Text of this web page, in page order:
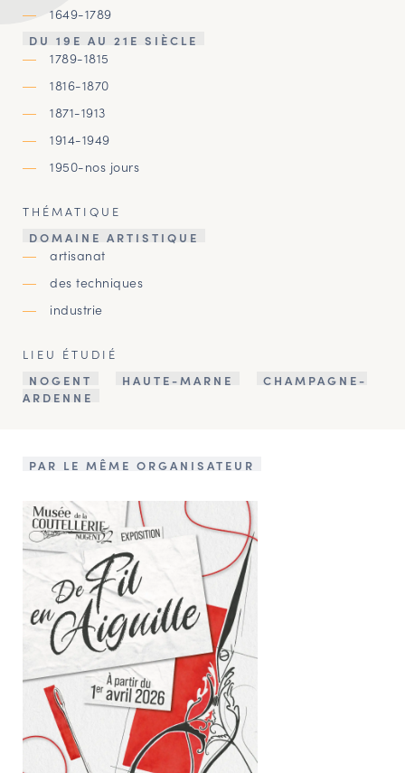
1649-1789
DU 19E AU 21E SIÈCLE
1789-1815
1816-1870
1871-1913
1914-1949
1950-nos jours
THÉMATIQUE
DOMAINE ARTISTIQUE
artisanat
des techniques
industrie
LIEU ÉTUDIÉ
NOGENT
HAUTE-MARNE
CHAMPAGNE-
ARDENNE
PAR LE MÊME ORGANISATEUR